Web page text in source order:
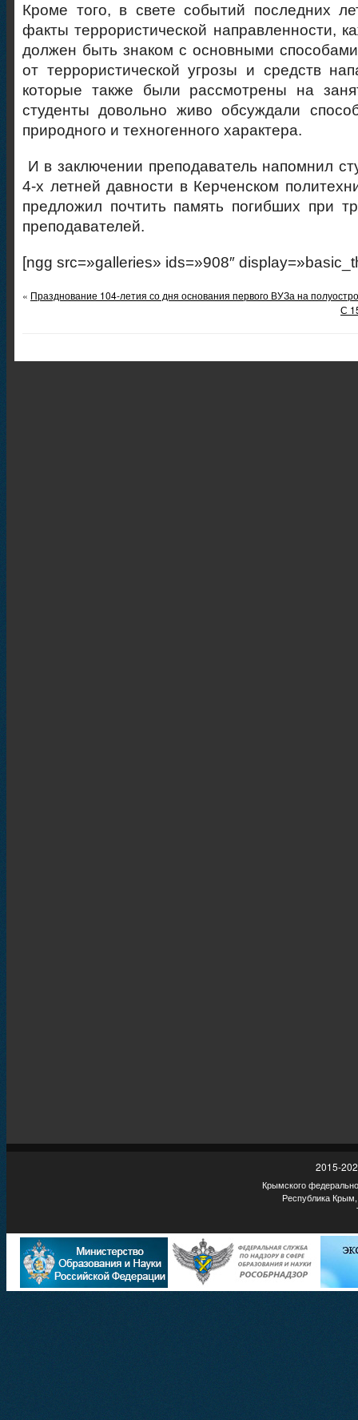
Кроме того, в свете событий последних
факты террористической направленности,
должен быть знаком с основными
от террористической угрозы и средств
которые также были рассмотрены на
студенты довольно живо обсуждали
природного и техногенного характера.
И в заключении преподаватель напомнил
4-х летней давности в Керченском
предложил почтить память погибших при
преподавателей.
[ngg src=»galleries» ids=»908″
« Празднование 104-летия со дня основания первого ВУЗа на
С
2015-
Крымского
Республика